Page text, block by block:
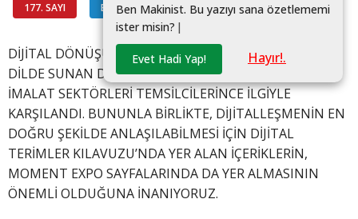
177. SAYI BİLGİ HATTI #
Ben Makinist. Bu yazıyı sana özetlememi
ister misin? |
Evet Hadi Yap! Hayır!.
DİJİTAL DÖNÜŞÜMÜN 700’E YAKIN KAVRAMINI ÜÇ
DİLDE SUNAN DİJİTAL TERİMLER KILAVUZU, TÜM
İMALAT SEKTÖRLERİ TEMSİLCİLERİNCE İLGİYLE
KARŞILANDI. BUNUNLA BİRLİKTE, DİJİTALLEŞMENİN EN
DOĞRU ŞEKİLDE ANLAŞILABİLMESİ İÇİN DİJİTAL
TERİMLER KILAVUZU’NDA YER ALAN İÇERİKLERİN,
MOMENT EXPO SAYFALARINDA DA YER ALMASININ
ÖNEMLİ OLDUĞUNA İNANIYORUZ.